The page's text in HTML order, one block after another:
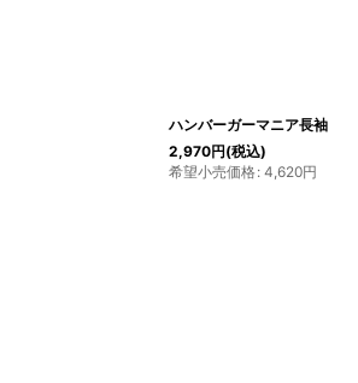
ハンバーガーマニア長袖
2,970円(税込)
希望小売価格: 4,620円